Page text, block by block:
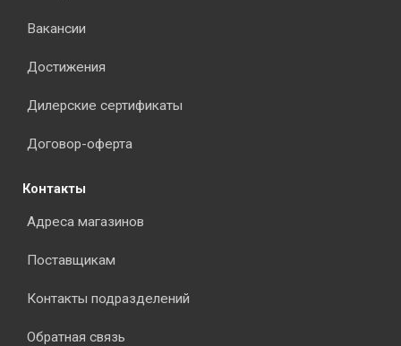
Вакансии
Достижения
Дилерские сертификаты
Договор-оферта
Контакты
Адреса магазинов
Поставщикам
Контакты подразделений
Обратная связь